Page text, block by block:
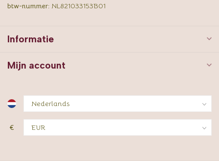
btw-nummer: NL821033153B01
Informatie
Mijn account
€